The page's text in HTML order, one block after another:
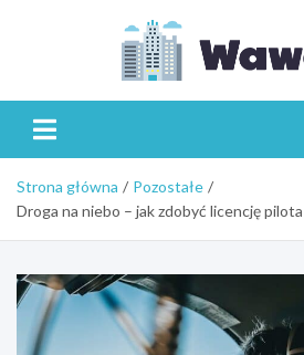
Strona główna
Pozostałe
Droga na niebo – jak zdobyć licencję